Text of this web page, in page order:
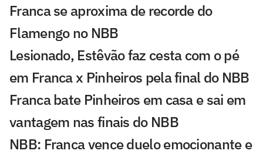
Franca se aproxima de recorde do
Flamengo no NBB
Lesionado, Estêvão faz cesta com o pé
em Franca x Pinheiros pela final do NBB
Franca bate Pinheiros em casa e sai em
vantagem nas finais do NBB
NBB: Franca vence duelo emocionante e